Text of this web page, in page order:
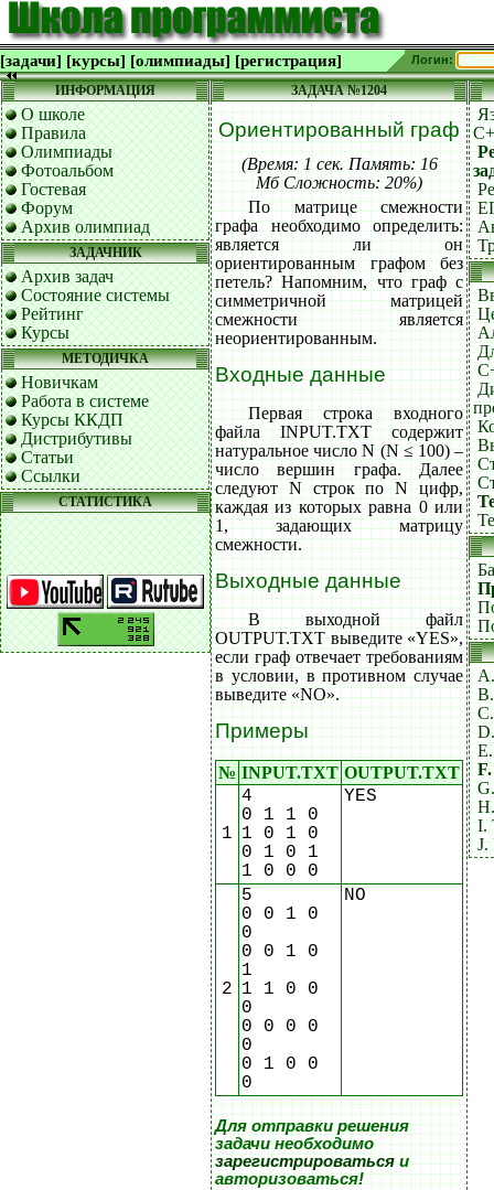
[задачи] [курсы] [олимпиады] [регистрация] Логин:
ИНФОРМАЦИЯ
О школе
Правила
Олимпиады
Фотоальбом
Гостевая
Форум
Архив олимпиад
ЗАДАЧНИК
Архив задач
Состояние системы
Рейтинг
Курсы
МЕТОДИЧКА
Новичкам
Работа в системе
Курсы ККДП
Дистрибутивы
Статьи
Ссылки
СТАТИСТИКА
ЗАДАЧА №1204
Ориентированный граф
(Время: 1 сек. Память: 16
Мб Сложность: 20%)
По матрице смежности
графа необходимо определить:
является ли он
ориентированным графом без
петель? Напомним, что граф с
симметричной матрицей
смежности является
неориентированным.
Входные данные
Первая строка входного
файла INPUT.TXT содержит
натуральное число N (N ≤ 100) –
число вершин графа. Далее
следуют N строк по N цифр,
каждая из которых равна 0 или
1, задающих матрицу
смежности.
Выходные данные
В выходной файл
OUTPUT.TXT выведите «YES»,
если граф отвечает требованиям
в условии, в противном случае
выведите «NO».
Примеры
№ INPUT.TXT OUTPUT.TXT
1
4
0 1 1 0
1 0 1 0
0 1 0 1
1 0 0 0
YES
2
5
0 0 1 0
0
0 0 1 0
1
1 1 0 0
0
0 0 0 0
0
0 1 0 0
0
NO
Для отправки решения
задачи необходимо
зарегистрироватьсяи
авторизоваться!
I.
J.